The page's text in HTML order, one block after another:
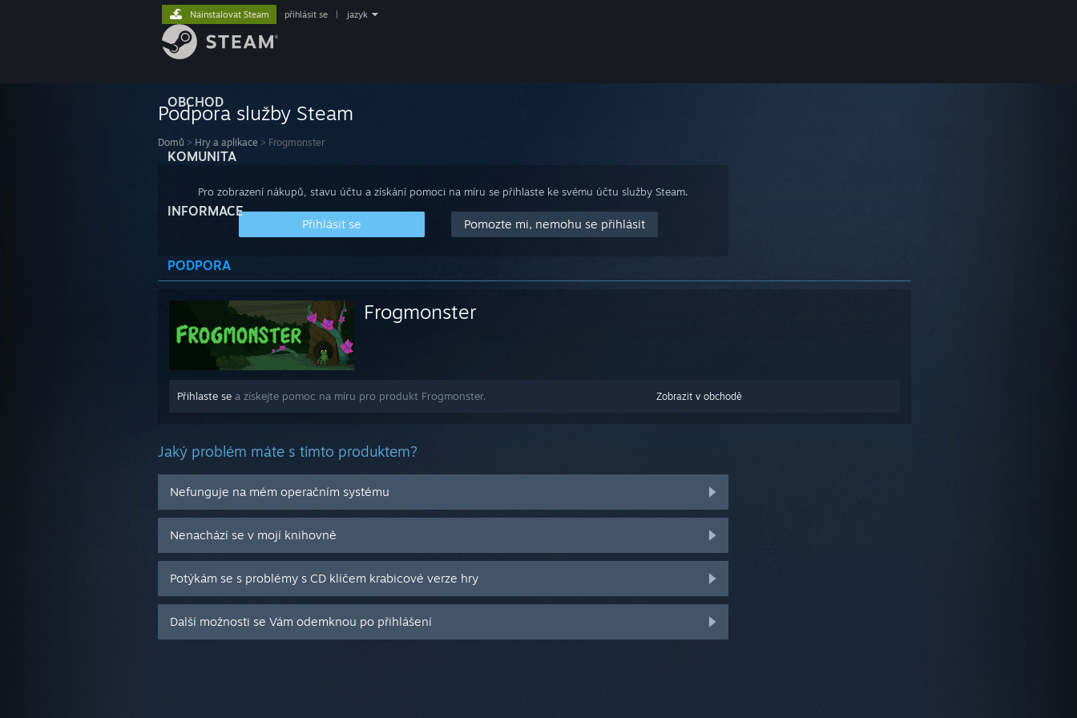
OBCHOD
KOMUNITA
INFORMACE
PODPORA
Nainstalovat Steam přihlásit se jazyk
Podpora služby Steam
Domů > Hry a aplikace > Frogmonster
Pro zobrazení nákupů, stavu účtu a získání pomoci na míru se přihlaste ke svému účtu služby Steam.
Přihlásit se Pomozte mi, nemohu se přihlásit
Frogmonster
Zobrazit v obchodě
Přihlaste se a získejte pomoc na míru pro produkt Frogmonster.
Jaký problém máte s tímto produktem?
Nefunguje na mém operačním systému
Nenachází se v mojí knihovně
Potýkám se s problémy s CD klíčem krabicové verze hry
Další možnosti se Vám odemknou po přihlášení